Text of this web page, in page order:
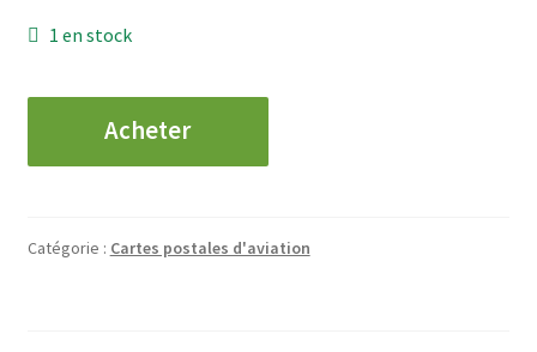
1 en stock
CPA
de
Acheter
Catégorie : Cartes postales d'aviation